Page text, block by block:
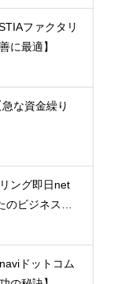
ファクタリ
に最適】
な資金繰り
ング即日net
のビジネスを
ドットコム